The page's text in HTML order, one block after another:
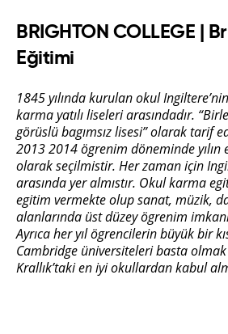
BRIGHTON COLLEGE |
Eğitimi
1845 yılında kurulan okul
karma yatılı liseleri arasındadır.
görüslü bagımsız lisesi” olarak tarif
2013 2014 ögrenim döneminde yılın
olarak seçilmistir. Her zaman için
arasında yer almıstır. Okul karma
egitim vermekte olup sanat, müzik,
alanlarında üst düzey ögrenim
Ayrıca her yıl ögrencilerin büyük bir
Cambridge üniversiteleri basta
Krallık’taki en iyi okullardan kabul